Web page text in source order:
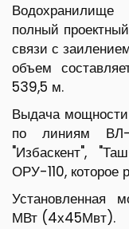
Водохранилище
полный
связи с
объем
539,5 м.
Выдача мощности
по линиям ВЛ-
"Избаскент",
ОРУ-110, которое
Установленная
МВт (4х45Мвт).